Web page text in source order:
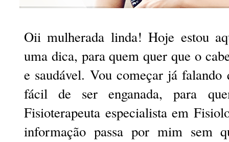
Oii mulherada linda! Hoje estou
uma dica, para quem quer que o
e saudável. Vou começar já falando
fácil de ser enganada, para
Fisioterapeuta especialista em
informação passa por mim sem